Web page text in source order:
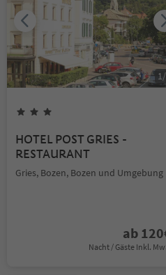
1/
HOTEL POST GRIES -
RESTAURANT
Gries, Bozen, Bozen und Umgebung
ab 120
Nacht / Gäste Inkl.